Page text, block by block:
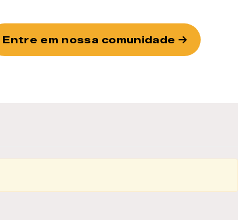
Entre em nossa comunidade